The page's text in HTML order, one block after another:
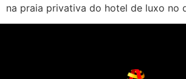
na praia privativa do hotel de luxo no